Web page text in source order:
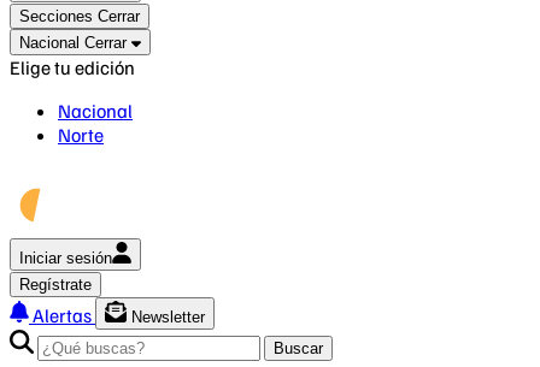
Secciones Cerrar
Nacional Cerrar
Elige tu edición
Nacional
Norte
Iniciar sesión
Regístrate
Alertas
Newsletter
Buscar